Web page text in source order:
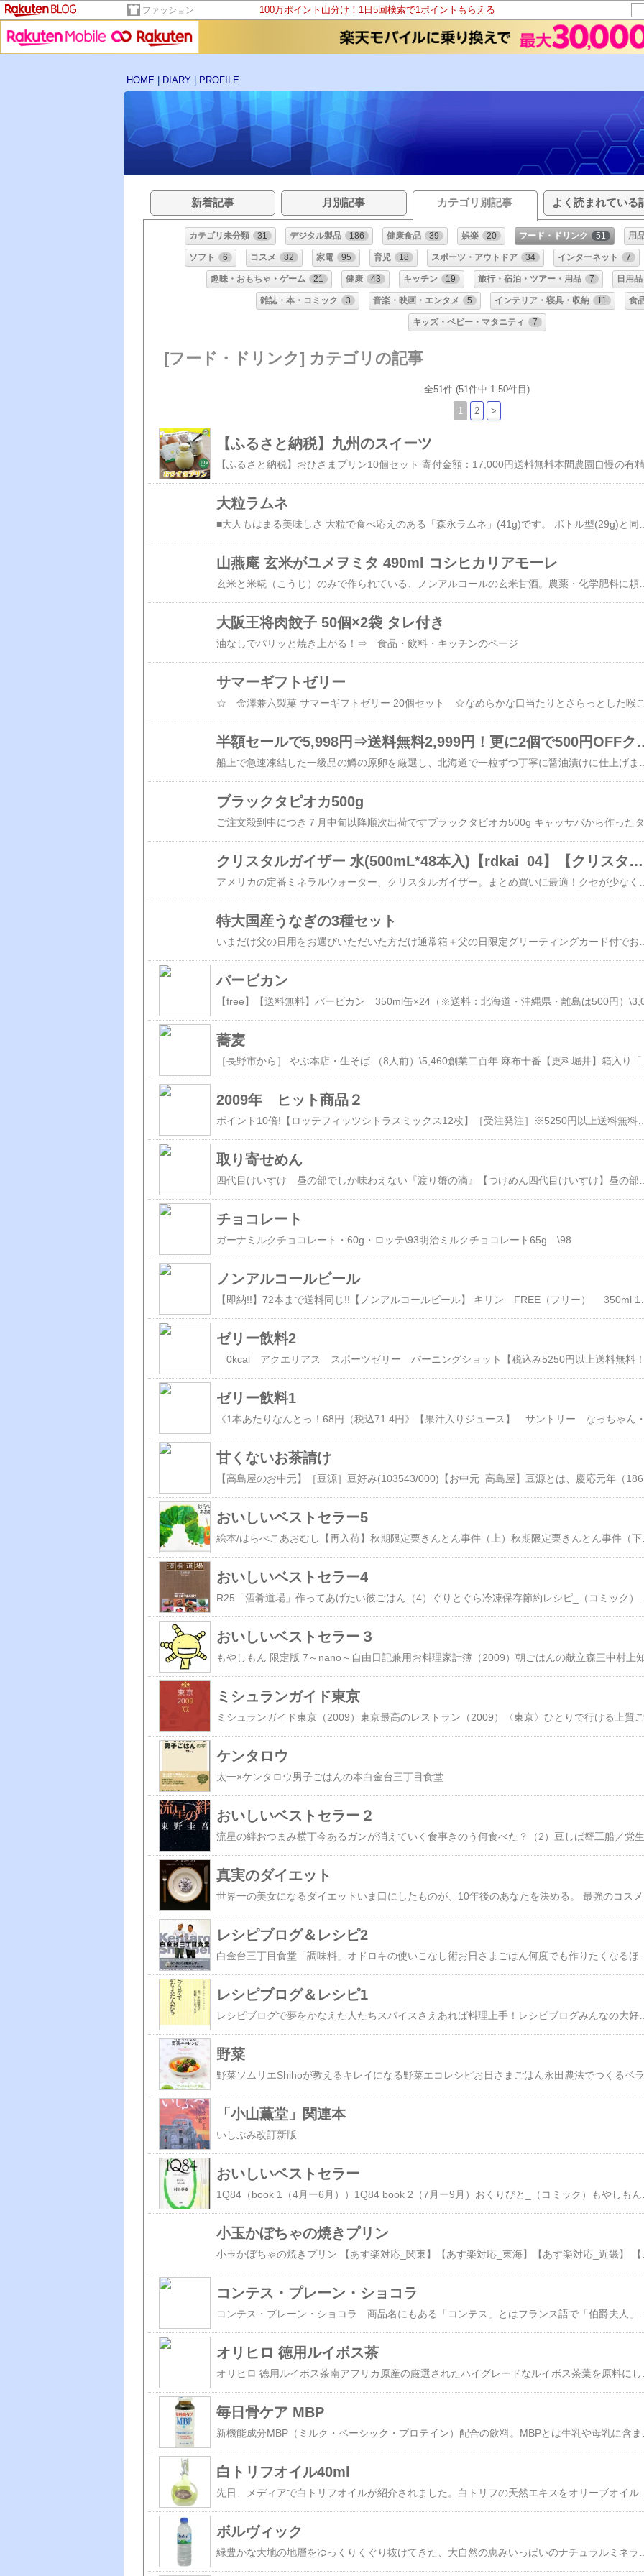
ファッション 100万ポイント山分け！1日5回検索で1ポイントもらえる
HOME
DIARY PROFILE
新着記事 月別記事 カテゴリ別記事 よく読まれている
カテゴリ未分類 31 デジタル製品 186 健康食品 39 娯楽 20 フード・ドリンク 51 用
ソフト 6 コスメ 82 家電 95 育児 18 スポーツ・アウトドア 34 インターネット 7
趣味・おもちゃ・ゲーム 21 健康 43 キッチン 19 旅行・宿泊・ツアー・用品 7 日用品
雑誌・本・コミック 3 音楽・映画・エンタメ 5 インテリア・寝具・収納 11 食
キッズ・ベビー・マタニティ 7
[フード・ドリンク] カテゴリの記事
全51件 (51件中 1-50件目)
1 2 >
【ふるさと納税】九州のスイーツ
大粒ラムネ
山燕庵 玄米がユメヲミタ 490ml コシヒカリアモーレ
玄米と米糀（こうじ）のみで作られている、ノンアルコールの玄米甘酒。農薬・化学肥料に頼らない農法で育てられた、山燕庵のブランド米「コシヒカリアモーレ石川県産玄米」を使用。クリーミーな舌触りと優しい甘味が特徴で、飲むだけでなく、砂糖の代わりに料理に使用してもおいしくいただけます。やさしい甘味。糀菌の発酵の力によってお米が糖化され、やさしい甘さとコクが生まれます。玄米の粒がなく、なめらかな口当たりが特徴です。お酒ではありません。甘味料、添加物、保存料は一切使用せず、原材料は玄米と米糀のみですので、アルコール分は含まれておりません。お子様にも安心してお召し上がりいただける発酵飲料です。ブランド米「コシヒカリアモーレ」使用原材料の玄米は、農薬・化学肥料に頼らずに、石川県能登半島で大切に育てられた、安心でおいしいコシヒカリ。農業生産法人「山燕庵」のブランド米『コシヒカリアモーレ』を使用しております。⇒ 食品・飲料・キッチンのページ
大阪王将肉餃子 50個×2袋 タレ付き
油なしでパリッと焼き上がる！⇒ 食品・飲料・キッチンのページ
サマーギフトゼリー
半額セールで5,998円⇒送料無料2,999円！更に2個で
ブラックタピオカ500g
クリスタルガイザー 水(500mL*48本入)【rdkai_04】【クリスタルガイザー(Crystal Geyser)】[水 ミネラルウォーター 500ml 48本入]
特大国産うなぎの3種セット
バービカン
蕎麦
2009年 ヒット商品２
ポイント10倍!【ロッテフィッツシトラスミックス12枚】［受注発注］※5250円以上送料無料※キャンセル・変更・返品交換不可※訳あり限定セール開催※10P09Dec09\128【マラソンタイムセール】【訳あり】「箱なし」ルクエ スチームケースぺティート（オレンジ）\500【ポイント5倍】ランコム電動マスカラ「オシィラシオン」ランコムから初めての電動マスカラが登場です。 ランコム 電動 マスカラ 「オシィラシオン01」\1,450［3年保険付特価］OLYMPUS PEN(ペン) E-P1ボディー『即納可能』【あす楽対応_関東】【あす楽対応_甲信越】【あす楽対応_北陸】【あす楽対応_東海】【あす楽対応_近畿】【あす楽対応_中国】【あす楽対応_四国】\78,950い・ろ・は・す 【520ml×24本】\2,415
取り寄せめん
チョコレート
ガーナミルクチョコレート・60g・ロッテ\93明治ミルクチョコレート65g \98
ノンアルコールビール
ゼリー飲料2
ゼリー飲料1
甘くないお茶請け
おいしいベストセラー5
絵本/はらぺこあおむし【再入荷】秋期限定栗きんとん事件（上）秋期限定栗きんとん事件（下）トキワドラッグおすすめの1冊！カロリー書くだけ HAPPYダイエット人気のカ
おいしいベストセラー4
おいしいベストセラー３
ミシュランガイド東京
ケンタロウ
太一×ケンタロウ男子ごはんの本白金台三丁目食堂
おいしいベストセラー２
真実のダイエット
レシピブログ＆レシピ2
レシピブログ＆レシピ1
レシピブログで夢をかなえた人たちスパイスさえあれば料理上手！レシピブログみんなの大好きスイーツYomeご膳野菜ソムリエShihoが教えるキレイになる野菜エコレシピ筋肉料理人の居酒屋ごはん帖NHKためしてガッテンカンタン！極うま！火加減レシピ知識ゼロからのカレー入門絶品！香カレー
野菜
「小山薫堂」関連本
いしぶみ改訂新版
おいしいベストセラー
小玉かぼちゃの焼きプリン
コンテス・プレーン・ショコラ
オリヒロ 徳用ルイボス茶
毎日骨ケア MBP
白トリフオイル40ml
先日、メディアで白トリフオイルが紹介されました。白トリフの天然エキスをオリーブオイルに封じ込めた最高級オイルです。リゾットやオムレツ、きのこ料理やパスタソース、肉料理の香り付けにおすすめです。香りが強いので使いすぎは禁物。1滴または2滴をサービスする直前に加えるのがコツです。黒トリフオイルとセットで用意してもいいですね♪
ボルヴィック